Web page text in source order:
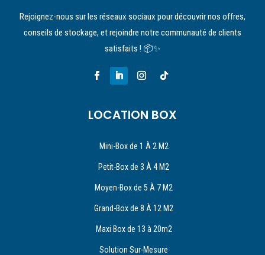
Rejoignez-nous sur les réseaux sociaux pour découvrir nos offres,
conseils de stockage, et rejoindre notre communauté de clients
satisfaits ! 📦✨
LOCATION BOX
Mini-Box de 1 À 2 M2
Petit-Box de 3 À 4 M2
Moyen-Box de 5 À 7 M2
Grand-Box de 8 À 12 M2
Maxi Box de 13 à 20m2
Solution Sur-Mesure